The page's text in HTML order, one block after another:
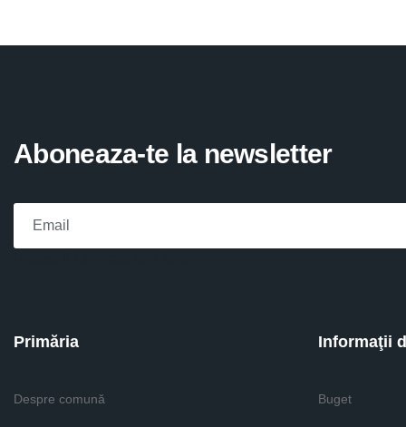
Aboneaza-te la newsletter
Primăria
Despre comună
Informaţii
Buget